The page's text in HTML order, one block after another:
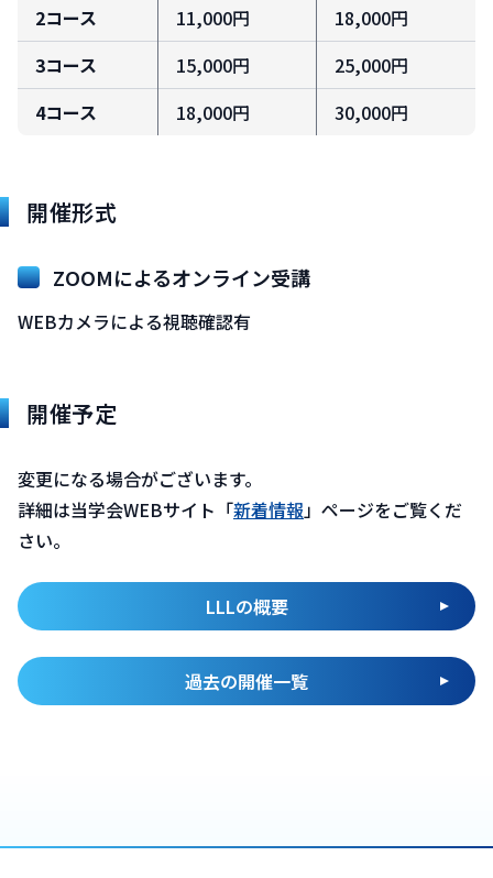
2コース 11,000円
18,000円
3コース 15,000円
25,000円
4コース 18,000円 30,000円
開催形式
ZOOMによるオンライン受講
WEBカメラによる視聴確認有
開催予定
変更になる場合がございます。
詳細は当学会WEBサイト「新着情報」ページをご覧くだ
さい。
LLLの概要
過去の開催一覧